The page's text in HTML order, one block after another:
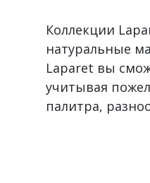
Коллекции
натуральные
Laparet вы
учитывая
палитра,